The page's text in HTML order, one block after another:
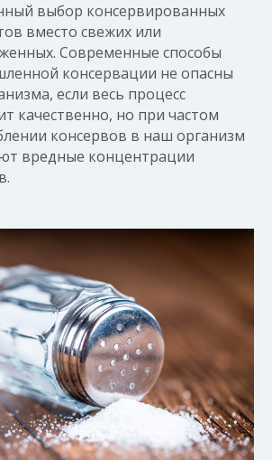
выбор консервированных
вместо свежих или
Современные способы
консервации не опасны
если весь процесс
качественно, но при частом
консервов в наш организм
вредные концентрации